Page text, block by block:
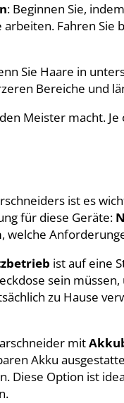
: Beginnen Sie,
Fahren
Sie Haare in
Bereiche und
Meister macht.
ist es
für diese Geräte:
welche
ist auf eine
sein
zu Hause
mit
Akku
Diese Option ist